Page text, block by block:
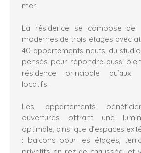
mer.
La résidence se compose de
modernes de trois étages avec
40 appartements neufs, du
pensés pour répondre aussi
résidence principale qu’aux
locatifs.
Les appartements
ouvertures offrant une
optimale, ainsi que d’espaces
: balcons pour les étages,